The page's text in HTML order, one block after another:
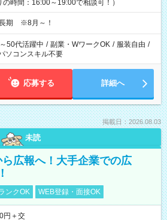
時間：16:00～19:00で相談可！）
長期 ※8月～！
50代活躍中 / 副業・WワークOK / 服装自由 /
ソコンスキル不要
応募する 詳細へ
掲載日：2026.08.03
未読
広報へ！大手企業での広
ンクOK WEB登録・面接OK
円＋交